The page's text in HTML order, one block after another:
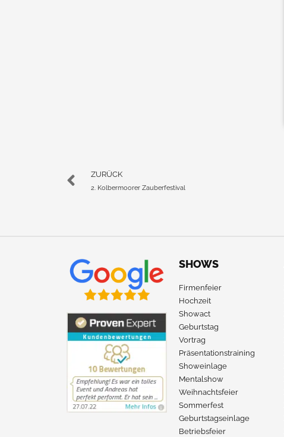
ZURÜCK
2. Kolbermoorer Zauberfestival
SHOWS
Firmenfeier
Hochzeit
Showact
Geburtstag
Vortrag
Präsentationstraining
Showeinlage
Mentalshow
Weihnachtsfeier
Sommerfest
Geburtstagseinlage
Betriebsfeier